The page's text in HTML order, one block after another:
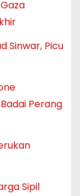
Sinwar, Picu
Perang
Sipil